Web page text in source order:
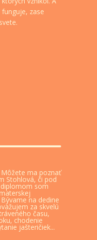
zase
ma poznať
Stohlová, či pod
som
na dedine
za skvelú
času,
chodenie
jašteričiek...